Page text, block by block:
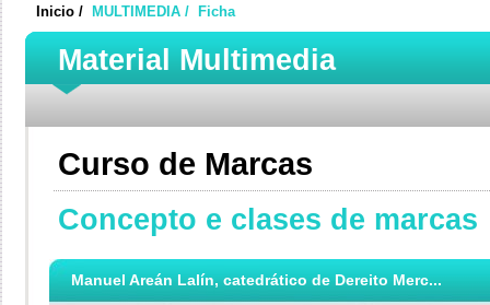
Inicio / MULTIMEDIA / Ficha
Material Multimedia
Curso de Marcas
Concepto e clases de marcas
Manuel Areán Lalín, catedrático de Dereito Merc...